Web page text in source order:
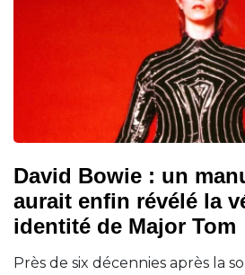
David Bowie : un
aurait enfin révélé la
identité de Major Tom
Près de six décennies après la